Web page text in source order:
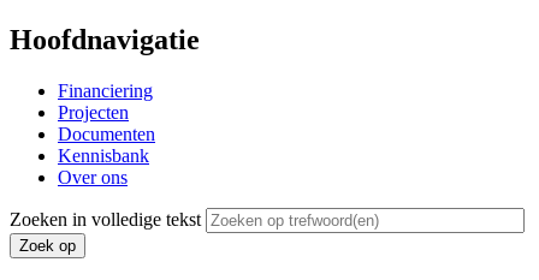
Hoofdnavigatie
Financiering
Projecten
Documenten
Kennisbank
Over ons
Zoeken in volledige tekst